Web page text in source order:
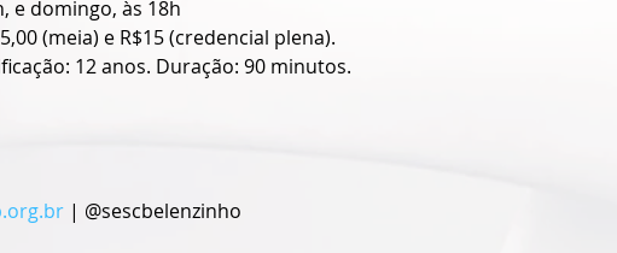
e domingo, às 18h
(meia) e R$15 (credencial plena).
12 anos. Duração: 90 minutos.
| @sescbelenzinho